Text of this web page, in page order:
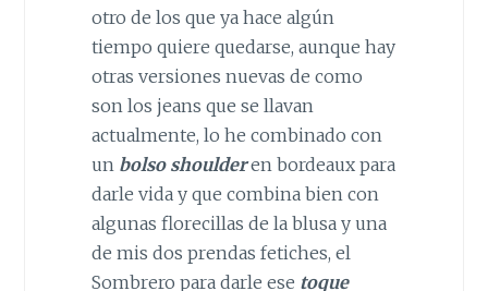
otro de los que ya hace algún
tiempo quiere quedarse, aunque hay
otras versiones nuevas de como
son los jeans que se llavan
actualmente, lo he combinado con
un bolso shoulderen bordeaux para
darle vida y que combina bien con
algunas florecillas de la blusa y una
de mis dos prendas fetiches, el
Sombrero para darle ese toque